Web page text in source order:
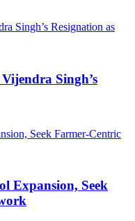
Singh’s
Expansion, Seek